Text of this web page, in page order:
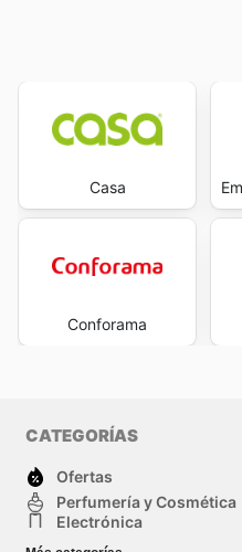
Casa
Conforama
CATEGORÍAS
Ofertas
Perfumería y Cosmética
Electrónica
Deporte